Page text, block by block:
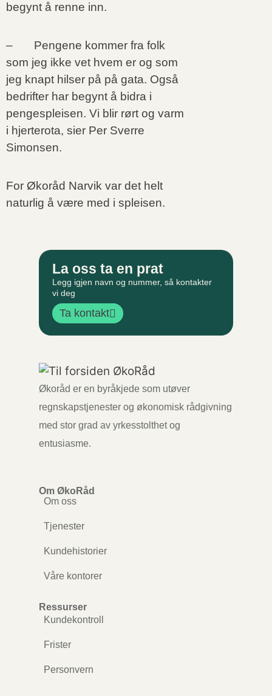
begynt å renne inn.
– Pengene kommer fra folk
som jeg ikke vet hvem er og som
jeg knapt hilser på på gata. Også
bedrifter har begynt å bidra i
pengespleisen. Vi blir rørt og varm
i hjerterota, sier Per Sverre
Simonsen.
For Økoråd Narvik var det helt
naturlig å være med i spleisen.
La oss ta en prat
Legg igjen navn og nummer, så kontakter
vi deg
Ta kontakt
Økoråd er en byråkjede som utøver
regnskapstjenester og økonomisk rådgivning
med stor grad av yrkesstolthet og
entusiasme.
Om ØkoRåd
Om oss
Tjenester
Kundehistorier
Våre kontorer
Ressurser
Kundekontroll
Frister
Personvern